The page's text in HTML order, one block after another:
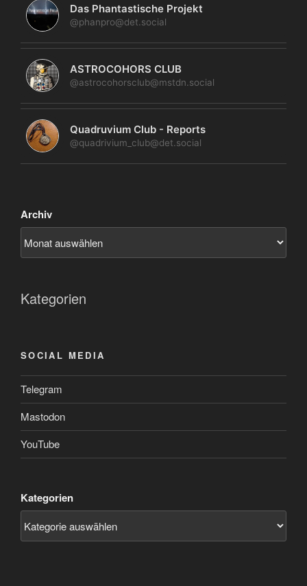
Das Phantastische Projekt
@phanpro@det.social
ASTROCOHORS CLUB
@astrocohorsclub@mstdn.social
Quadruvium Club - Reports
@quadrivium_club@det.social
Archiv
Kategorien
SOCIAL MEDIA
Telegram
Mastodon
YouTube
Kategorien